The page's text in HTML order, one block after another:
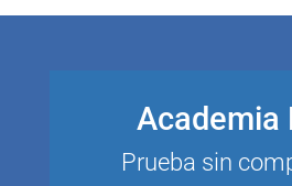
Academia
Prueba sin